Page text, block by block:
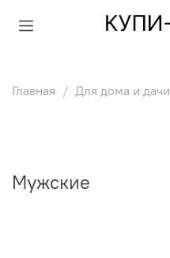
Главная Для дома и дачи
Мужские